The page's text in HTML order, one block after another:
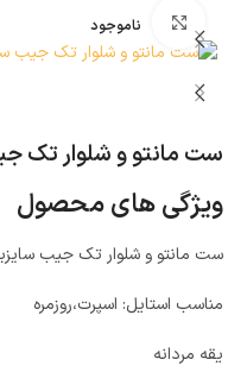
ناموجود
بزرگنمایی تصویر
ست مانتو و شلوار تک جیب
ویژگی های محصول
ست مانتو و شلوار تک جیب
مناسب استایل: اسپرت،روزمره
یقه مردانه